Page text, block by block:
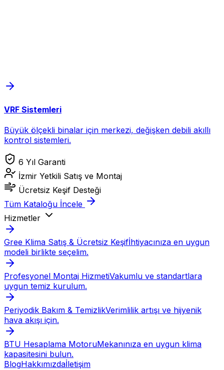
VRF Sistemleri
Büyük ölçekli binalar için merkezi, değişken debili akıllı
kontrol sistemleri.
6 Yıl Garanti
İzmir Yetkili Satış ve Montaj
Ücretsiz Keşif Desteği
Tüm Kataloğu İncele
Hizmetler
Gree Klima Satış & Ücretsiz Keşifİhtiyacınıza en uygun
modeli birlikte seçelim.
Profesyonel Montaj HizmetiVakumlu ve standartlara
uygun temiz kurulum.
Periyodik Bakım & TemizlikVerimlilik artışı ve hijyenik
hava akışı için.
BTU Hesaplama MotoruMekanınıza en uygun klima
kapasitesini bulun.
BlogHakkımızdaİletişim